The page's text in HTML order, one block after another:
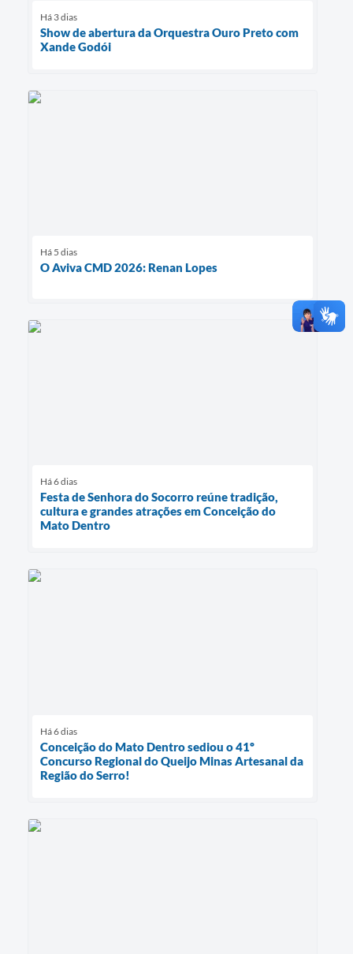
Há 3 dias
Show de abertura da Orquestra Ouro Preto com
Xande Godói
Há 5 dias
O Aviva CMD 2026: Renan Lopes
Há 6 dias
Festa de Senhora do Socorro reúne tradição,
cultura e grandes atrações em Conceição do
Mato Dentro
Há 6 dias
Conceição do Mato Dentro sediou o 41º
Concurso Regional do Queijo Minas Artesanal da
Região do Serro!